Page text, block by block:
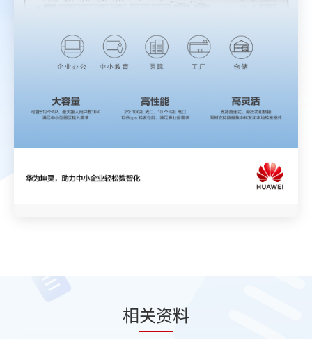
相关资料